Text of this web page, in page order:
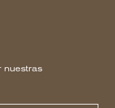
nuestras